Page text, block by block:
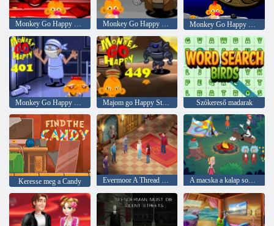
Monkey Go Happy Stage 391 Monkey Go Happy Stage 393 Monkey Go Happy Stage 397
Monkey Go Happy Stage 401 Majom go Happy Stage 449 Szókereső madarak
Keresse meg a Candy Evermoor A Thread of Fate A macska a kalap sokat tud róla! Camp ideje